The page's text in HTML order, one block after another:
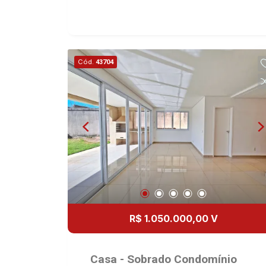
em Venda e Locação! Avenida João
Fiúsa, 1051 - Alto da Boa Vista
| Ribeirão Preto.
Cód. 43704
R$ 1.050.000,00 V
Casa - Sobrado Condomínio